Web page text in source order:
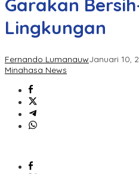
Garakan
Lingkungan
Fernando LumanauwJanuari 10,
Minahasa News